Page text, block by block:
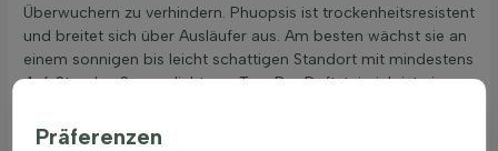
Überwuchern zu verhindern. Phuopsis ist trockenheitsresistent
und breitet sich über Ausläufer aus. Am besten wächst sie an
einem sonnigen bis leicht schattigen Standort mit mindestens
4-6 Stunden Sonnenlicht pro Tag. Der Duftsteinrich ist eine
sich durch dauerhafte Blüte und niedrigen Pflegeaufwand
Präferenzen